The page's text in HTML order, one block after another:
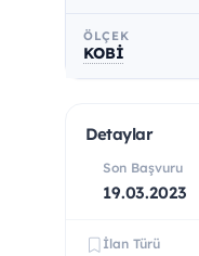
ÖLÇEK
KOBİ
Detaylar
Son Başvuru
19.03.2023
İlan Türü